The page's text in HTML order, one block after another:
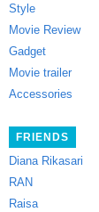
Style
Movie Review
Gadget
Movie trailer
Accessories
FRIENDS
Diana Rikasari
RAN
Raisa